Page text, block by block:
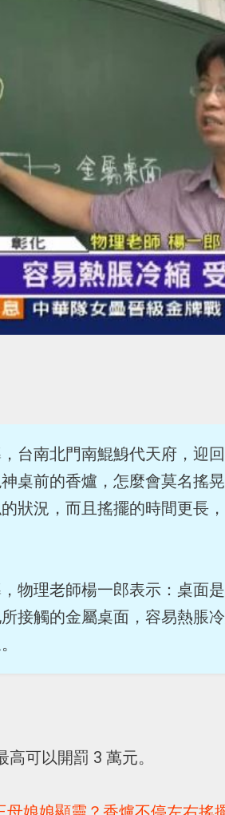
台南北門南鯤鯓代天府，迎
桌前的香爐，怎麼會莫名搖
狀況，而且搖擺的時間更長
物理老師楊一郎表示：桌面
接觸的金屬桌面，容易熱脹
可以開罰 3 萬元。